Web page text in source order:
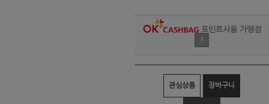
포인트사용 가맹점
?
관심상품 장바구니